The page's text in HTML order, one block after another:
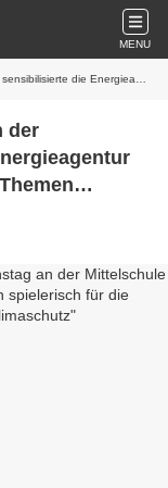
MENU
Themen Energiesparen, Verantwortung und Klimaschutz
der
Klimaschutz